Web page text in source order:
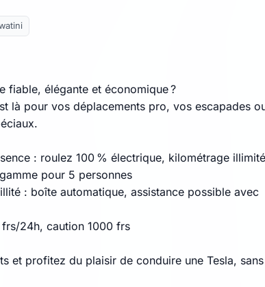
fiable, élégante et économique ?
là pour vos déplacements pro, vos escapades
: roulez 100 % électrique, kilométrage illimité
pour 5 personnes
: boîte automatique, assistance possible avec
frs/24h, caution 1000 frs
et profitez du plaisir de conduire une Tesla, sans